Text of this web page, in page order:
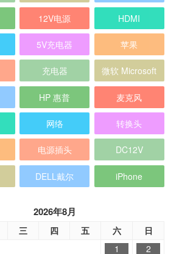
12V电源 HDMI
5V充电器 苹果
充电器 微软 Microsoft
HP 惠普 麦克风
网络 转换头
电源插头 DC12V
DELL戴尔 iPhone
2026年8月
三 四 五 六
日
1
2